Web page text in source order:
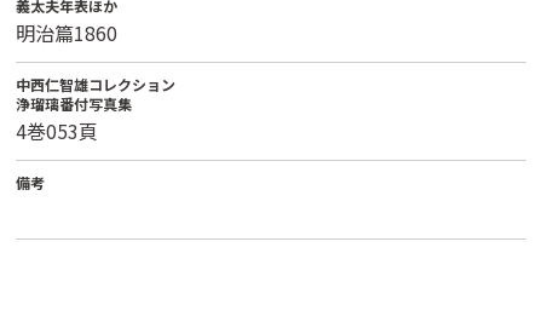
義太夫年表ほか
明治篇1860
中西仁智雄コレクション
浄瑠璃番付写真集
4巻053頁
備考